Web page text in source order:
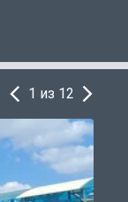
1 из 12